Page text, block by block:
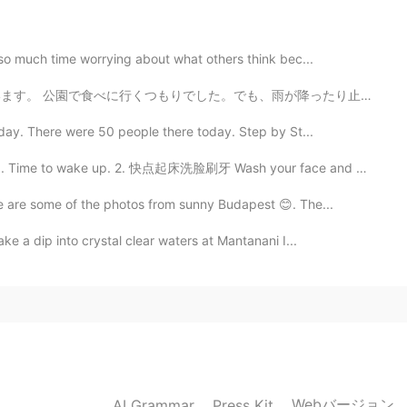
much time worrying about what others think bec...
雨が降ったり止んだりしています。 ペパロニとベーコンのピザとクッキーケーキを食べました。 食べるの間にア...
There were 50 people there today. Step by St...
to wake up. 2. 快点起床洗脸刷牙 Wash your face and brush ...
some of the photos from sunny Budapest 😊. The...
a dip into crystal clear waters at Mantanani I...